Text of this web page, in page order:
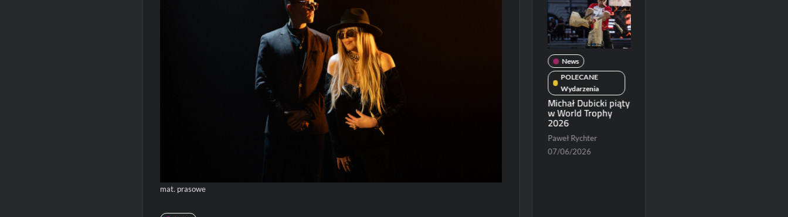
mat. prasowe
Koncerty/festiwale
News
Patronat
POLECANE News
POLECANE
Wydarzenia
CentoVenti zagrają
w Poznaniu
News
Haken na koncercie
w Polsce!
karolciasc
News
POLECANE
Wydarzenia
Michał Dubicki piąty
w World Trophy
2026
Paweł Rychter
07/06/2026